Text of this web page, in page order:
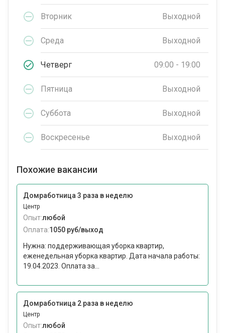
Вторник Выходной
Среда Выходной
Четверг 09:00 - 19:00
Пятница Выходной
Суббота Выходной
Воскресенье Выходной
Похожие вакансии
Домработница 3 раза в неделю
Центр
Опыт:любой
Оплата:1050 руб/выход
Нужна: поддерживающая уборка квартир,
еженедельная уборка квартир. Дата начала работы:
19.04.2023. Оплата за...
Домработница 2 раза в неделю
Центр
Опыт:любой